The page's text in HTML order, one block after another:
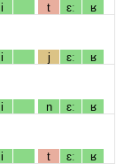
i t ɛː ʁ
i j ɛː ʁ
i n ɛː ʁ
i t ɛː ʁ